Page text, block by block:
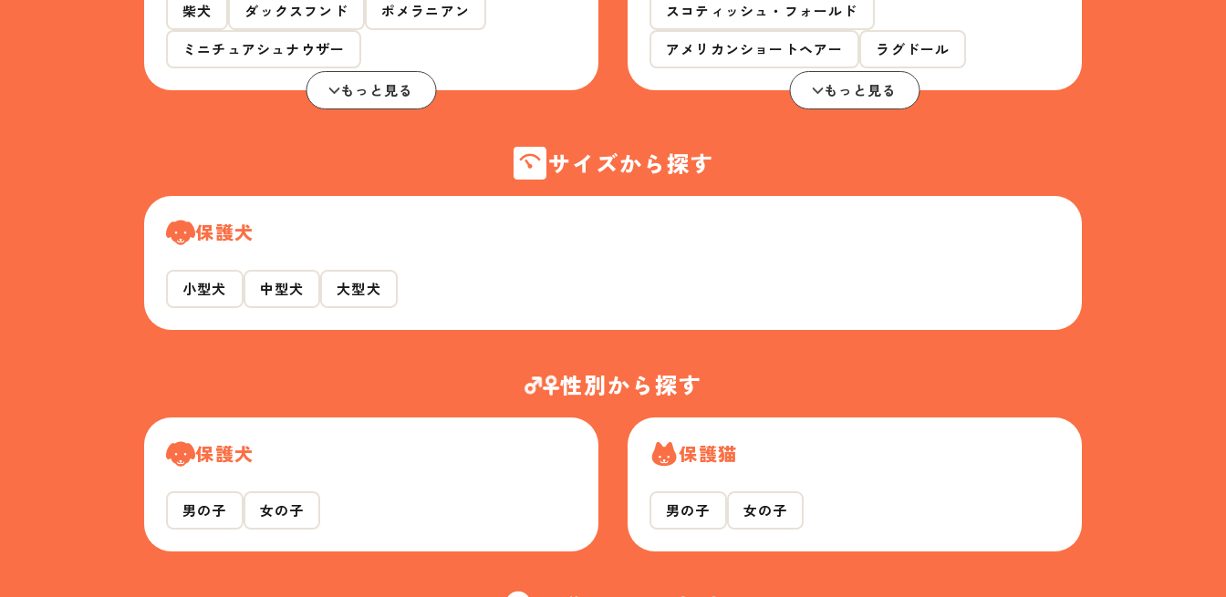
柴犬
ダックスフンド
ポメラニアン
ミニチュアシュナウザー
もっと見る
スコティッシュ・フォールド
アメリカンショートヘアー
ラグドール
もっと見る
サイズから探す
保護犬
小型犬 中型犬 大型犬
性別から探す
保護犬
男の子 女の子
保護猫
男の子 女の子